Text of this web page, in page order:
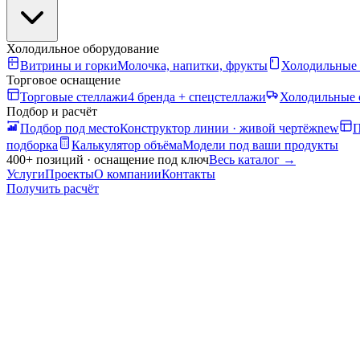
Холодильное оборудование
Витрины и горкиМолочка, напитки, фрукты
Торговое оснащение
Торговые стеллажи4 бренда + спецстеллажи Холодильные
Подбор и расчёт
Подбор под местоКонструктор линии · живой чертёжnew
подборка
Калькулятор объёмаМодели под ваши продукты
400+ позиций · оснащение под ключВесь каталог →
УслугиПроектыО компанииКонтакты
Получить расчёт